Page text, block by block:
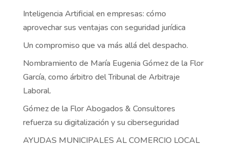
Inteligencia Artificial en empresas: cómo
aprovechar sus ventajas con seguridad jurídica
Un compromiso que va más allá del despacho.
Nombramiento de María Eugenia Gómez de la Flor
García, como árbitro del Tribunal de Arbitraje
Laboral.
Gómez de la Flor Abogados & Consultores
refuerza su digitalización y su ciberseguridad
AYUDAS MUNICIPALES AL COMERCIO LOCAL